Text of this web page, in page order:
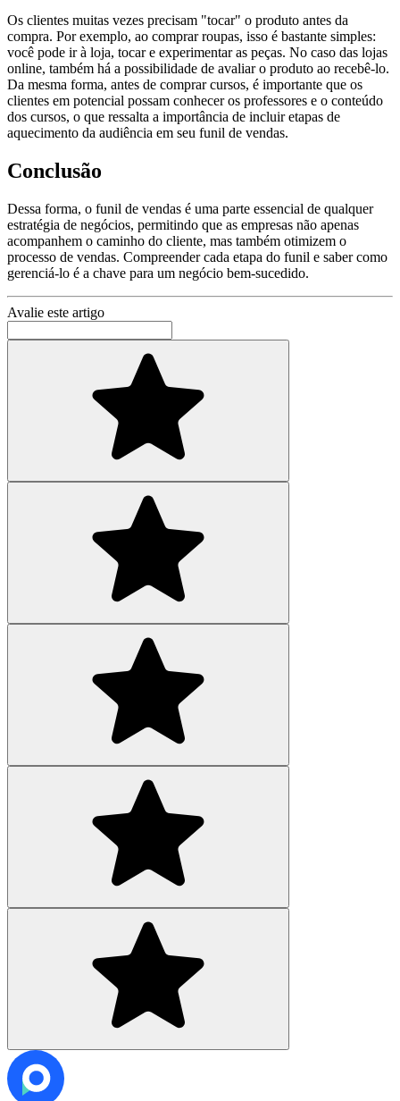
Os clientes muitas vezes precisam "tocar" o produto antes da
compra. Por exemplo, ao comprar roupas, isso é bastante simples:
você pode ir à loja, tocar e experimentar as peças. No caso das lojas
online, também há a possibilidade de avaliar o produto ao recebê-lo.
Da mesma forma, antes de comprar cursos, é importante que os
clientes em potencial possam conhecer os professores e o conteúdo
dos cursos, o que ressalta a importância de incluir etapas de
aquecimento da audiência em seu funil de vendas.
Conclusão
Dessa forma, o funil de vendas é uma parte essencial de qualquer
estratégia de negócios, permitindo que as empresas não apenas
acompanhem o caminho do cliente, mas também otimizem o
processo de vendas. Compreender cada etapa do funil e saber como
gerenciá-lo é a chave para um negócio bem-sucedido.
Avalie este artigo